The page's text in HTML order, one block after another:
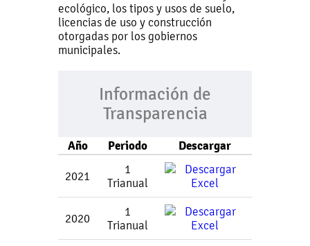
ecológico, los tipos y usos de suelo,
licencias de uso y construcción
otorgadas por los gobiernos
municipales.
Información de
Transparencia
Año Periodo Descargar
2021
1
Trianual
2020
1
Trianual